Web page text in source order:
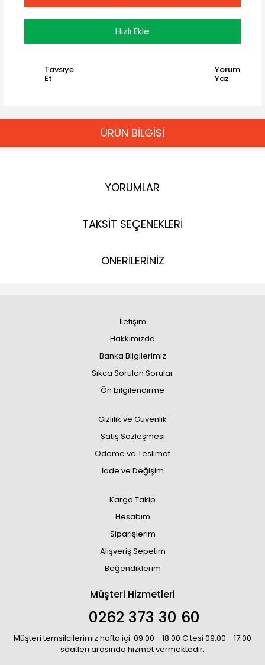
Hızlı Ekle
Tavsiye
Et
Yorum
Yaz
ÜRÜN BİLGİSİ
YORUMLAR
TAKSİT SEÇENEKLERİ
ÖNERİLERİNİZ
İletişim
Hakkımızda
Banka Bilgilerimiz
Sıkca Sorulan Sorular
Ön bilgilendirme
Gizlilik ve Güvenlik
Satış Sözleşmesi
Ödeme ve Teslimat
İade ve Değişim
Kargo Takip
Hesabım
Siparişlerim
Alışveriş Sepetim
Beğendiklerim
Müşteri Hizmetleri
0262 373 30 60
Müşteri temsilcilerimiz hafta içi: 09:00 - 18:00 C.tesi 09:00 - 17:00
saatleri arasında hizmet vermektedir.